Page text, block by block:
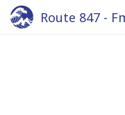
Route 847 -